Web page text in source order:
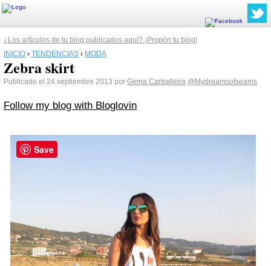
¿Los artículos de tu blog publicados aquí? ¡Propón tu blog!
INICIO › TENDENCIAS › MODA
Zebra skirt
Publicado el 24 septiembre 2013 por Gema Carballeira @Mydreamsofseams
Follow my blog with Bloglovin
Save